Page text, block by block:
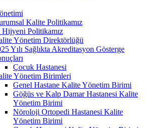
Kalite Politikamız
Hijyeni Politikamız
Yönetim Direktörlüğü
Yılı Sağlıkta Akreditasyon Gösterge
Çocuk Hastanesi
Yönetim Birimleri
Genel Hastane Kalite Yönetim Birimi
Göğüs ve Kalp Damar Hastanesi Kalite
Yönetim Birimi
Nöroloji Ortopedi Hastanesi Kalite
Yönetim Birimi